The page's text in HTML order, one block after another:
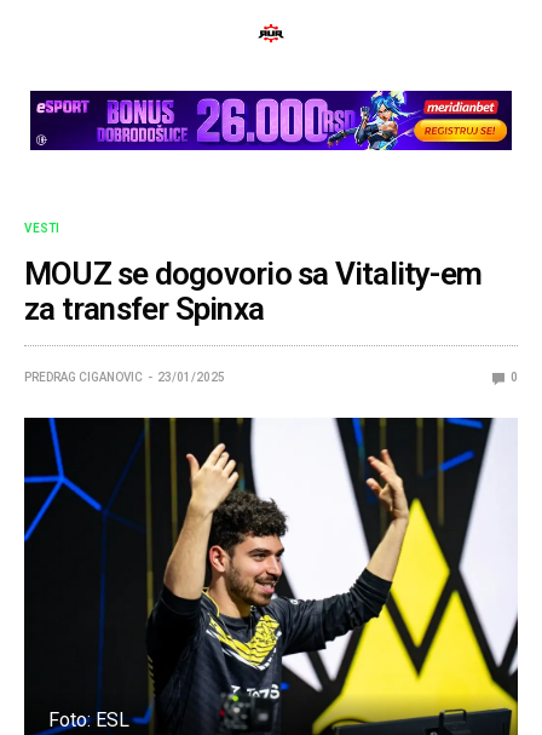
VESTI
MOUZ se dogovorio sa Vitality-em
za transfer Spinxa
PREDRAG CIGANOVIC 23/01/2025 0
Foto: ESL